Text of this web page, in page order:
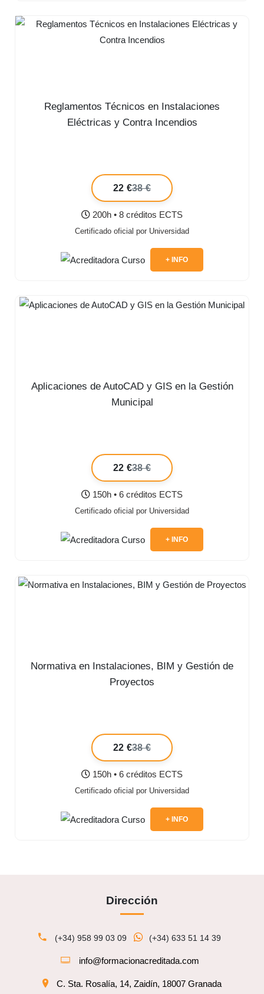
Reglamentos Técnicos en Instalaciones
Eléctricas y Contra Incendios
22 €38 €
200h • 8 créditos ECTS
Certificado oficial por Universidad
+ INFO
Aplicaciones de AutoCAD y GIS en la Gestión
Municipal
22 €38 €
150h • 6 créditos ECTS
Certificado oficial por Universidad
+ INFO
Normativa en Instalaciones, BIM y Gestión de
Proyectos
22 €38 €
150h • 6 créditos ECTS
Certificado oficial por Universidad
+ INFO
Dirección
(+34) 958 99 03 09 (+34) 633 51 14 39
info@formacionacreditada.com
C. Sta. Rosalía, 14, Zaidín, 18007 Granada